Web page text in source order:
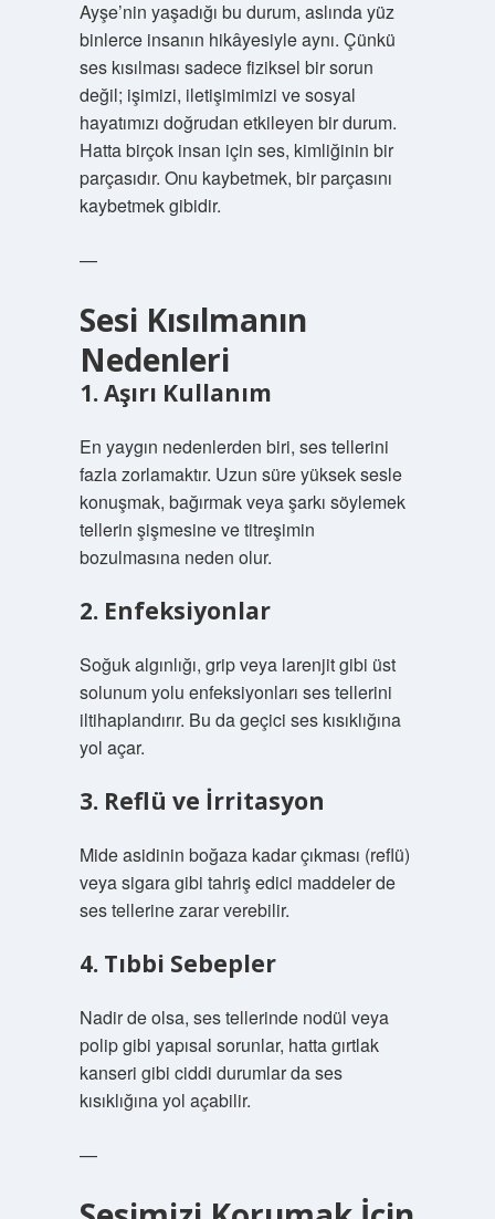
Ayşe’nin yaşadığı bu durum, aslında yüz
binlerce insanın hikâyesiyle aynı. Çünkü
ses kısılması sadece fiziksel bir sorun
değil; işimizi, iletişimimizi ve sosyal
hayatımızı doğrudan etkileyen bir durum.
Hatta birçok insan için ses, kimliğinin bir
parçasıdır. Onu kaybetmek, bir parçasını
kaybetmek gibidir.
—
Sesi Kısılmanın
Nedenleri
1. Aşırı Kullanım
En yaygın nedenlerden biri, ses tellerini
fazla zorlamaktır. Uzun süre yüksek sesle
konuşmak, bağırmak veya şarkı söylemek
tellerin şişmesine ve titreşimin
bozulmasına neden olur.
2. Enfeksiyonlar
Soğuk algınlığı, grip veya larenjit gibi üst
solunum yolu enfeksiyonları ses tellerini
iltihaplandırır. Bu da geçici ses kısıklığına
yol açar.
3. Reflü ve İrritasyon
Mide asidinin boğaza kadar çıkması (reflü)
veya sigara gibi tahriş edici maddeler de
ses tellerine zarar verebilir.
4. Tıbbi Sebepler
Nadir de olsa, ses tellerinde nodül veya
polip gibi yapısal sorunlar, hatta gırtlak
kanseri gibi ciddi durumlar da ses
kısıklığına yol açabilir.
—